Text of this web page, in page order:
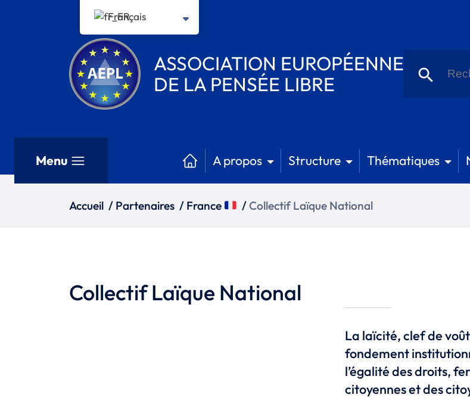
ASSOCIATION EUROPÉENNE
DE LA PENSÉE LIBRE
de
:
Bouton de
Menu A propos Structure Thématiques
Accueil / Partenaires / France /Collectif Laïque National
Collectif Laïque National
La laïcité, clef de
fondement
l’égalité des droits,
citoyennes et des
Français